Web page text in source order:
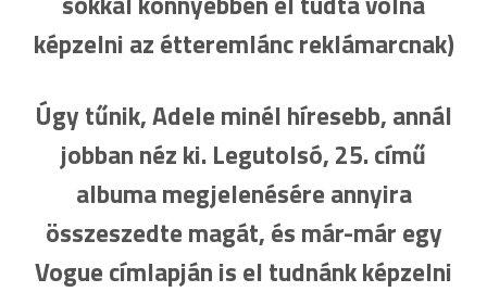
képzelni az étteremlánc reklámarcnak)
Úgy tűnik, Adele minél híresebb, annál
jobban néz ki. Legutolsó, 25. című
albuma megjelenésére annyira
összeszedte magát, és már-már egy
Vogue címlapján is el tudnánk képzelni